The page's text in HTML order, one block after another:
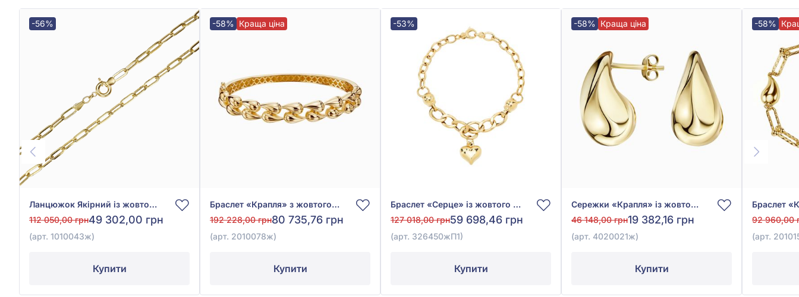
-56%
Ланцюжок Якірний із жовтого золота 585°, арт. 1010043ж
112 050,00 грн49 302,00 грн
(арт. 1010043ж)
Купити
-58% Краща ціна
Браслет «Крапля» з жовтого золота 585°, арт. 2010078ж
192 228,00 грн80 735,76 грн
(арт. 2010078ж)
Купити
-53%
Браслет «Серце» із жовтого золота 585°, арт. 326450жП1
127 018,00 грн59 698,46 грн
(арт. 326450жП1)
Купити
-58% Краща ціна
Сережки «Крапля» із жовтого золота 585°, без вставки, арт. 4020021ж
46 148,00 грн19 382,16 грн
(арт. 4020021ж)
Купити
-58%
92 960,00
(арт.